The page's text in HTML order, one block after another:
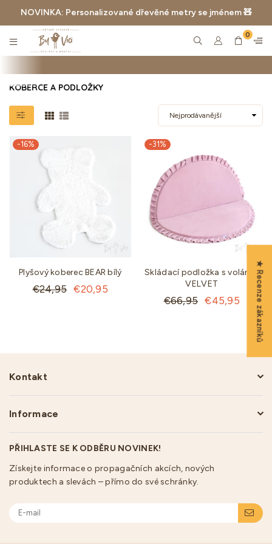
NOVINKA: Personalizované dřevěné metry se jménem 🧸
BYVICI.CZ
0
KOBERCE A PODLOŽKY
-16%
Plyšový koberec BEAR bílý
Standartní
€24,95 €20,95
-31%
Skládací podložka s volánky
VELVET
Standartní
€66,95 €45,95
Kontakt
Informace
PŘIHLASTE SE K ODBĚRU NOVINEK!
Získejte informace o propagačních akcích, nových
produktech a slevách – přímo do své schránky.
★ Recenze zákazníků